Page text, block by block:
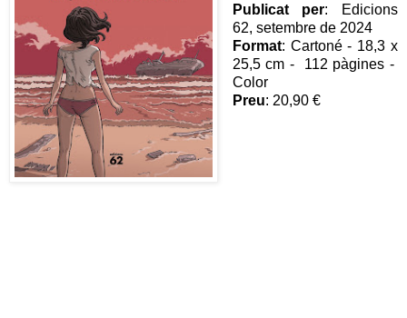
Publicat per: Edicions
62, setembre de 2024
Format: Cartoné - 18,3 x
25,5 cm - 112 pàgines -
Color
Preu: 20,90 €